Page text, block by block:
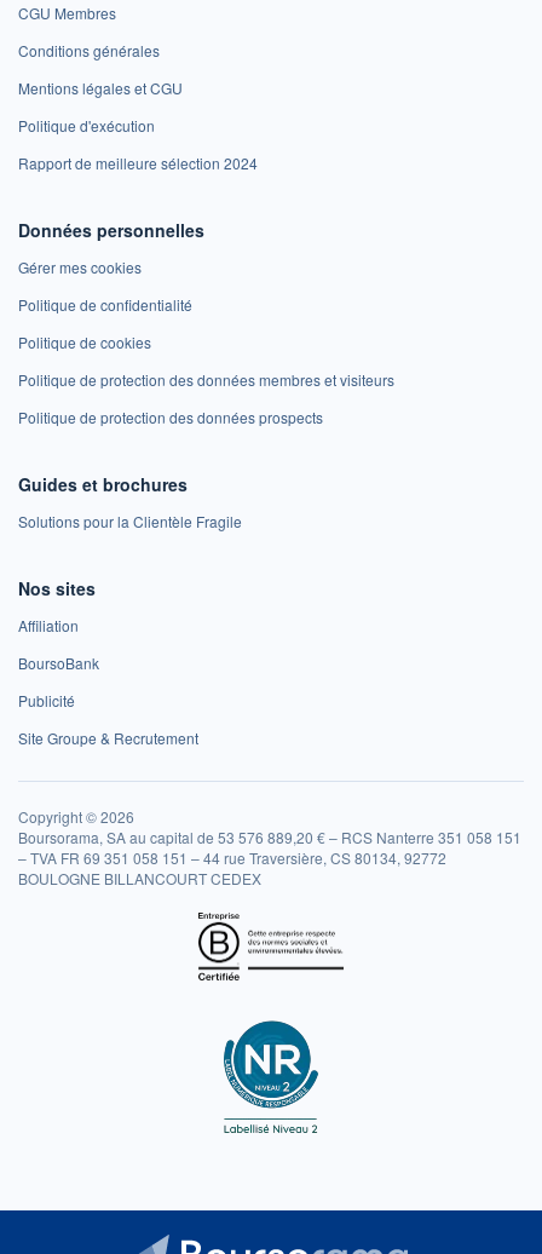
CGU Membres
Conditions générales
Mentions légales et CGU
Politique d'exécution
Rapport de meilleure sélection 2024
Données personnelles
Gérer mes cookies
Politique de confidentialité
Politique de cookies
Politique de protection des données membres et visiteurs
Politique de protection des données prospects
Guides et brochures
Solutions pour la Clientèle Fragile
Nos sites
Affiliation
BoursoBank
Publicité
Site Groupe & Recrutement
Copyright © 2026
Boursorama, SA au capital de 53 576 889,20 € – RCS Nanterre 351 058 151
– TVA FR 69 351 058 151 – 44 rue Traversière, CS 80134, 92772
BOULOGNE BILLANCOURT CEDEX